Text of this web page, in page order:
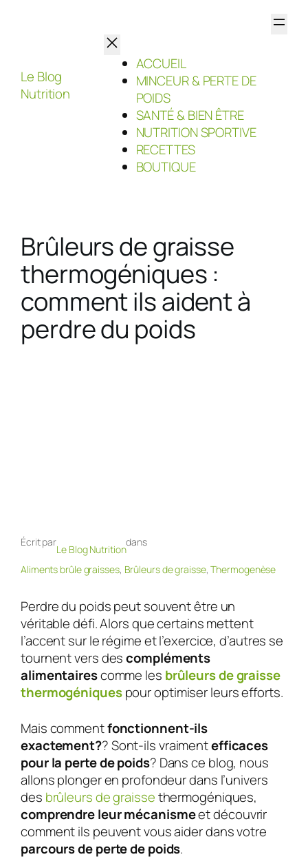
Le Blog
Nutrition
ACCUEIL
MINCEUR & PERTE DE
POIDS
SANTÉ & BIEN ÊTRE
NUTRITION SPORTIVE
RECETTES
BOUTIQUE
Brûleurs de graisse
thermogéniques :
comment ils aident à
perdre du poids
Écrit par
Le Blog Nutrition
dans
Aliments brûle graisses, Brûleurs de graisse, Thermogenèse
Perdre du poids peut souvent être un
véritable défi. Alors que certains mettent
l’accent sur le régime et l’exercice, d’autres se
tournent vers descompléments
alimentairescomme les brûleurs de graisse
thermogéniquespour optimiser leurs efforts.
Mais commentfonctionnent-ils
exactement?? Sont-ils vraimentefficaces
pour la perte de poids? Dans ce blog, nous
allons plonger en profondeur dans l’univers
des brûleurs de graissethermogéniques,
comprendre leur mécanismeet découvrir
comment ils peuvent vous aider dans votre
parcours de perte de poids.